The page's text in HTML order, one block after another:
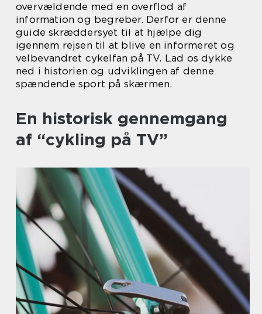
overvældende med en overflod af
information og begreber. Derfor er denne
guide skræddersyet til at hjælpe dig
igennem rejsen til at blive en informeret og
velbevandret cykelfan på TV. Lad os dykke
ned i historien og udviklingen af denne
spændende sport på skærmen.
En historisk gennemgang
af “cykling på TV”